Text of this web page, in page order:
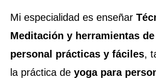
Mi especialidad es enseñar
Meditación y herramientas
personal prácticas y fáciles,
la práctica de yoga para